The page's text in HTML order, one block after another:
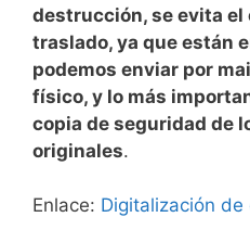
destrucción, se evita el
traslado, ya que están
podemos enviar por
físico, y lo más
copia de seguridad de
originales.
Enlace: Digitalización